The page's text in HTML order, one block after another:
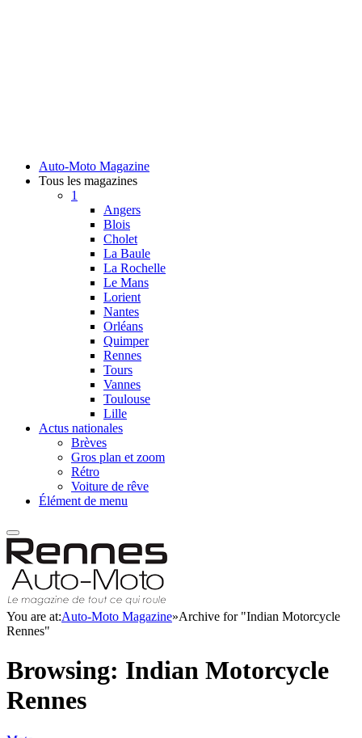
Auto-Moto Magazine
Tous les magazines
1
Angers
Blois
Cholet
La Baule
La Rochelle
Le Mans
Lorient
Nantes
Orléans
Quimper
Rennes
Tours
Vannes
Toulouse
Lille
Actus nationales
Brèves
Gros plan et zoom
Rétro
Voiture de rêve
Élément de menu
You are at:Auto-Moto Magazine»Archive for "Indian Motorcycle
Rennes"
Browsing: Indian Motorcycle
Rennes